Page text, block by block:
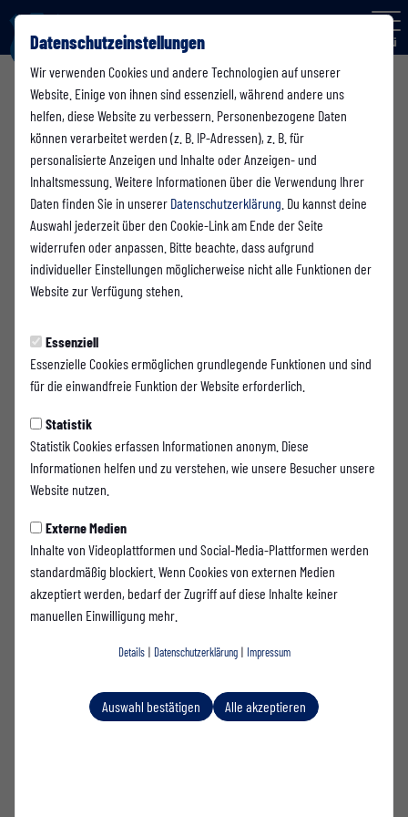
Datenschutzeinstellungen
Wir verwenden Cookies und andere Technologien auf unserer
Website. Einige von ihnen sind essenziell, während andere uns
helfen, diese Website zu verbessern. Personenbezogene Daten
können verarbeitet werden (z. B. IP-Adressen), z. B. für
personalisierte Anzeigen und Inhalte oder Anzeigen- und
Inhaltsmessung. Weitere Informationen über die Verwendung Ihrer
Daten finden Sie in unserer Datenschutzerklärung . Du kannst deine
Auswahl jederzeit über den Cookie-Link am Ende der Seite
widerrufen oder anpassen. Bitte beachte, dass aufgrund
individueller Einstellungen möglicherweise nicht alle Funktionen der
Website zur Verfügung stehen.
Essenziell
Essenzielle Cookies ermöglichen grundlegende Funktionen und sind
für die einwandfreie Funktion der Website erforderlich.
Statistik
Statistik Cookies erfassen Informationen anonym. Diese
Informationen helfen und zu verstehen, wie unsere Besucher unsere
Website nutzen.
Externe Medien
Inhalte von Videoplattformen und Social-Media-Plattformen werden
standardmäßig blockiert. Wenn Cookies von externen Medien
akzeptiert werden, bedarf der Zugriff auf diese Inhalte keiner
manuellen Einwilligung mehr.
Details | Datenschutzerklärung | Impressum
Auswahl bestätigen Alle akzeptieren
Menü
Medizinische Versorgung
Für die medizinische Versorgung ist ein Arzt im Verein integriert, der mit
den Spielern zusammen daran arbeitet, sie schnellstmöglich wieder in das
Mannschaftstraining zu bringen. An oberster Stelle steht dabei die
vollständige Genesung des Spielers und nicht der einfache Wunsch nach
Aber nicht nur die Rehabilitation ist Bestandteil der Arbeit, sondern auch
Verletzungsprävention.
in Spieler und Trainer unterschieden.
Spieler
Versorgung bei Sportverletzungen. Der Vorteil liegt dabei im gegenseitigen
Interesse, den Spieler schnellstmöglich wieder Spielfähig zu bekommen.
Das heißt, dass bei den einzelnen Diagnosen keine Standardaussagen
getätigt werden, sondern jedes Verletzungsbild individuell betrachtet und
anhand der Erkenntnisse ein Programm erstellt wird.
Aber nicht nur bei bereits entstandenen Verletzungen werden unsere
Nachwuchsfußballer eine Beratung und Herangehensweisen für die
Vorbereitung auf Spiel- und Trainingstage. Neben dem Verständnis dafür,